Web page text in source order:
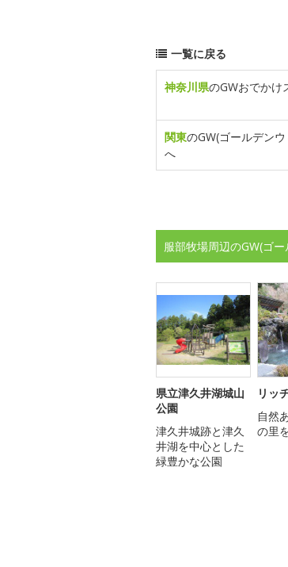
一覧に戻る
神奈川県のGWおでかけ
関東のGW(ゴールデン
へ
服部牧場周辺のGW(ゴ
県立津久井湖城山
公園
津久井城跡と津久
井湖を中心とした
緑豊かな公園
リッ
自然
の里